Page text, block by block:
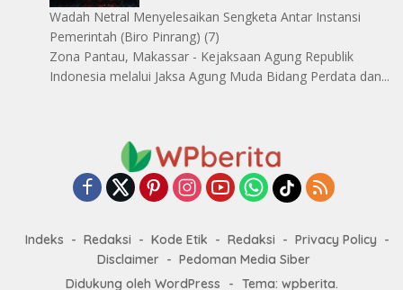
Wadah Netral Menyelesaikan Sengketa Antar Instansi
Pemerintah (Biro Pinrang) (7)
Zona Pantau, Makassar - Kejaksaan Agung Republik
Indonesia melalui Jaksa Agung Muda Bidang Perdata dan...
Indeks Redaksi Kode Etik Redaksi
Privacy Policy
Disclaimer
Pedoman Media Siber
Didukung oleh WordPress
- Tema: wpberita.